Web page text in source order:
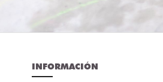
INFORMACIÓN